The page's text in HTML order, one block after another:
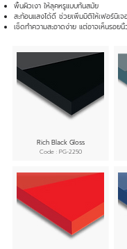
พื้นผิวเงา ให้ลุคหรูแบบทันสมัย
สะท้อนแสงได้ดี ช่วยเพิ่มมิติให้เฟอร์นิเจ
เช็ดทำความสะอาดง่าย แต่อาจเห็นรอย
Rich Black Gloss
Code : PG-2250